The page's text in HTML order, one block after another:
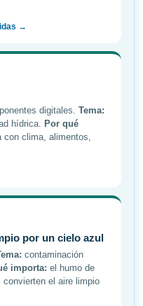
→
digitales. Tema:
hídrica. Por qué
con clima, alimentos,
por un cielo azul
contaminación
importa: el humo de
el aire limpio